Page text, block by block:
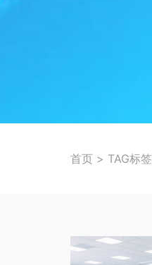
首页 > TAG标签